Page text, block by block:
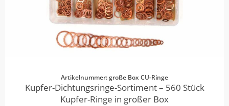
Artikelnummer: große Box CU-Ringe
Kupfer-Dichtungsringe-Sortiment – 560 Stück
Kupfer-Ringe in großer Box